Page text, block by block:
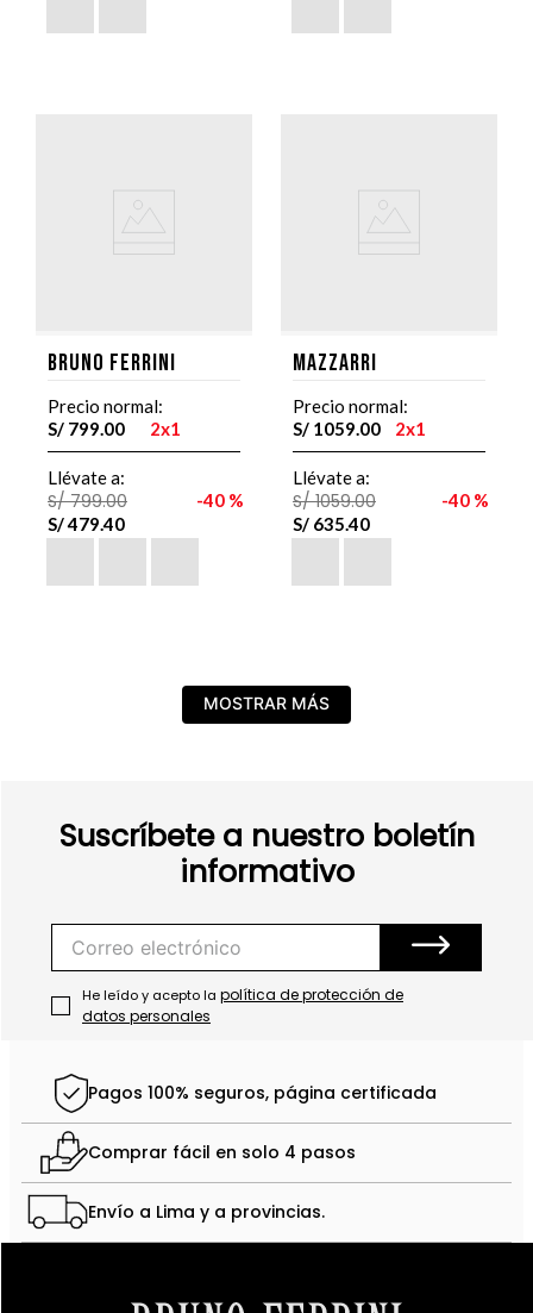
Bruno Ferrini
Precio normal:
S/ 799.00 2x1
Llévate a:
S/ 799.00
S/479.40
40 %
Mazzarri
Precio normal:
S/ 1059.00 2x1
Llévate a:
S/ 1059.00
S/ 635.40
40 %
MOSTRAR MÁS
Suscríbete a nuestro boletín
informativo
He leído y acepto la política de protección de
datos personales
Pagos 100% seguros, página certificada
Comprar fácil en solo 4 pasos
Envío a Lima y a provincias.